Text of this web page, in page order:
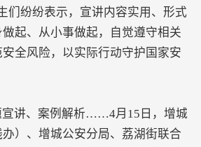
们纷纷表示，宣讲内容实用、形式
起、从小事做起，自觉遵守相关
全风险，以实际行动守护国家安
宣讲、案例解析……4月15日，增城
）、增城公安分局、荔湖街联合